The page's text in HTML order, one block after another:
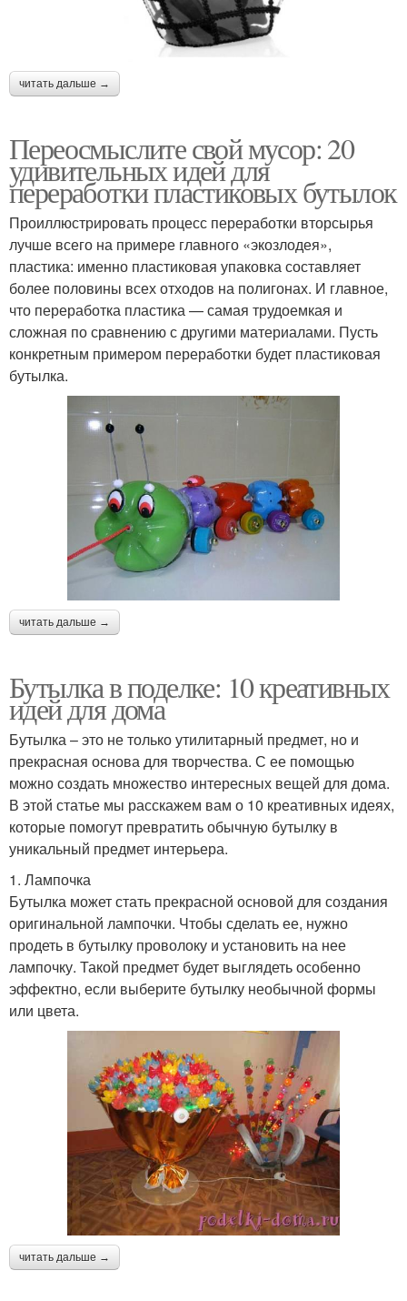
читать дальше →
Переосмыслите свой мусор: 20
удивительных идей для
переработки пластиковых бутылок
Проиллюстрировать процесс переработки вторсырья
лучше всего на примере главного «экозлодея»,
пластика: именно пластиковая упаковка составляет
более половины всех отходов на полигонах. И главное,
что переработка пластика — самая трудоемкая и
сложная по сравнению с другими материалами. Пусть
конкретным примером переработки будет пластиковая
бутылка.
читать дальше →
Бутылка в поделке: 10 креативных
идей для дома
Бутылка – это не только утилитарный предмет, но и
прекрасная основа для творчества. С ее помощью
можно создать множество интересных вещей для дома.
В этой статье мы расскажем вам о 10 креативных идеях,
которые помогут превратить обычную бутылку в
уникальный предмет интерьера.
1. Лампочка
Бутылка может стать прекрасной основой для создания
оригинальной лампочки. Чтобы сделать ее, нужно
продеть в бутылку проволоку и установить на нее
лампочку. Такой предмет будет выглядеть особенно
эффектно, если выберите бутылку необычной формы
или цвета.
читать дальше →